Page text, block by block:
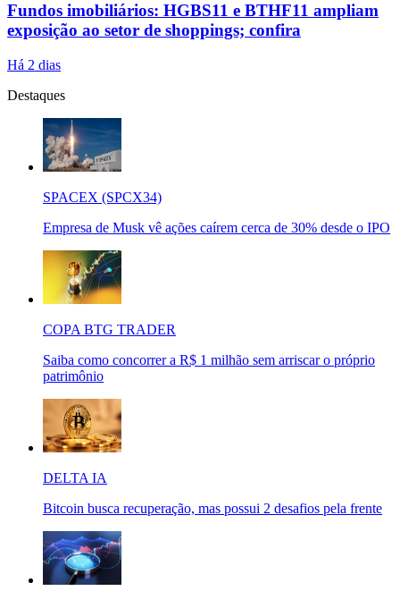
Fundos imobiliários: HGBS11 e BTHF11 ampliam
exposição ao setor de shoppings; confira
Há 2 dias
Destaques
SPACEX (SPCX34)
Empresa de Musk vê ações caírem cerca de 30% desde o IPO
COPA BTG TRADER
Saiba como concorrer a R$ 1 milhão sem arriscar o próprio
patrimônio
DELTA IA
Bitcoin busca recuperação, mas possui 2 desafios pela frente